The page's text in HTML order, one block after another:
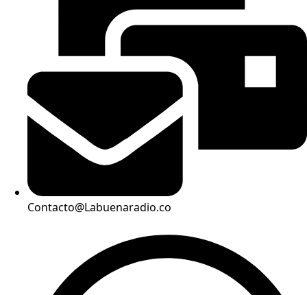
Contacto@Labuenaradio.co